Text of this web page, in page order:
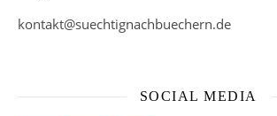
kontakt@suechtignachbuechern.de
SOCIAL MEDIA